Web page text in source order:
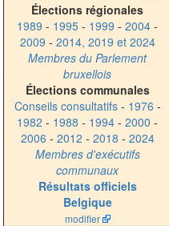
Élections régionales
1989 - 1995 - 1999 -2004 -
2009 - 2014, 2019 et 2024
Membres du Parlement
bruxellois
Élections communales
Conseils consultatifs- 1976 -
1982 - 1988 - 1994 -2000 -
2006 - 2012 - 2018 - 2024
Membres d'exécutifs
communaux
Résultats officiels
Belgique
modifier